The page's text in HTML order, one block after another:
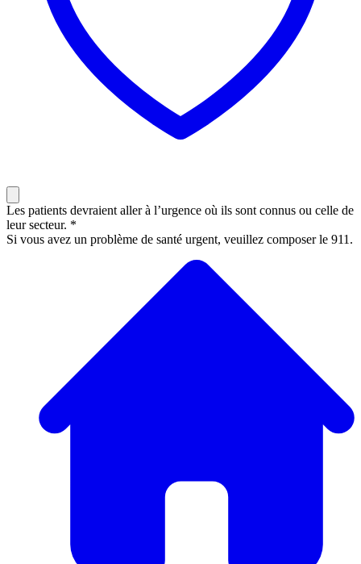
Les patients devraient aller à l’urgence où ils sont connus ou celle de
leur secteur. *
Si vous avez un problème de santé urgent, veuillez composer le 911.